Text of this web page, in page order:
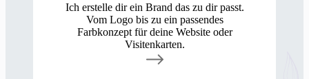
Ich erstelle dir ein Brand das zu dir passt.
Vom Logo bis zu ein passendes
Farbkonzept für deine Website oder
Visitenkarten.